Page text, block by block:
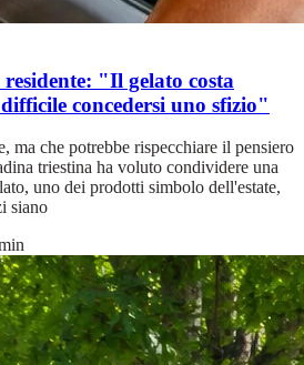
"Il gelato costa
concedersi uno sfizio"
ma che potrebbe rispecchiare il pensiero
triestina ha voluto condividere una
uno dei prodotti simbolo dell'estate,
siano